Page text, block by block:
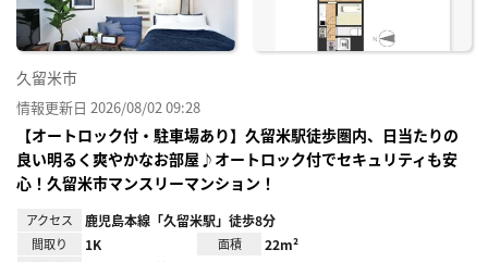
久留米市
情報更新日 2026/08/02 09:28
【オートロック付・駐車場あり】久留米駅徒歩圏内、日当たりの
良い明るく爽やかなお部屋♪オートロック付でセキュリティも安
心！久留米市マンスリーマンション！
アクセス 鹿児島本線「久留米駅」徒歩8分
間取り 1K 面積 22m²